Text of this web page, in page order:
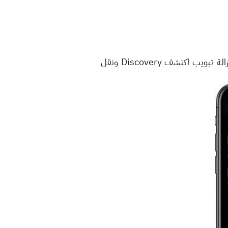
التصميم الجديد لتطبيق فيسبوك ماسنجر بدأ إطلاقه اليوم بالفعل للمستخدمين، ويعتبر أهم تغيير فيه إزالة تبويب اكتشف Discovery ونقل